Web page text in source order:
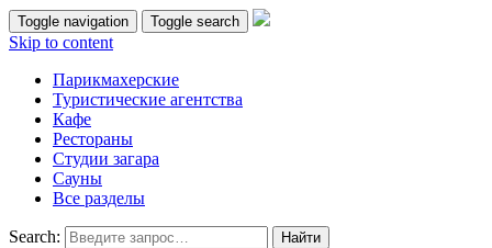
Toggle navigation Toggle search
Skip to content
Парикмахерские
Туристические агентства
Кафе
Рестораны
Студии загара
Сауны
Все разделы
Search: